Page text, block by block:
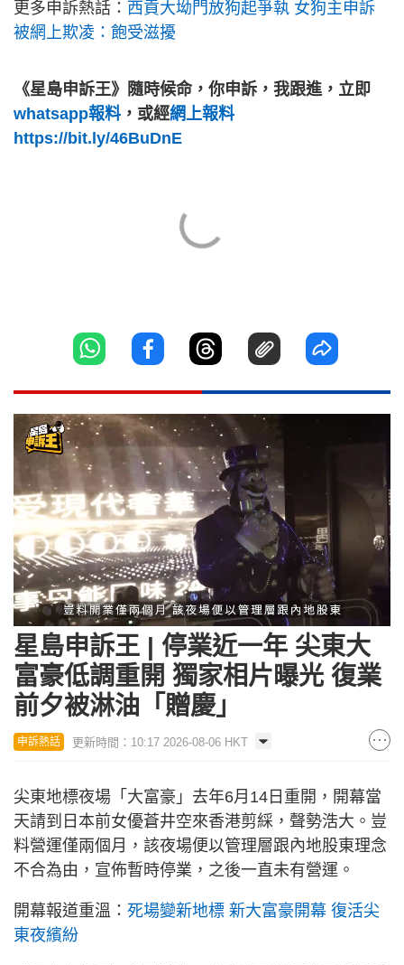
更多申訴熱話： 西貢大坳門放狗起爭執 女狗主申訴
被網上欺凌：飽受滋擾
《星島申訴王》隨時候命，你申訴，我跟進，立即
whatsapp報料，或經網上報料
https://bit.ly/46BuDnE
Unmute Loaded:
23.22%
星島申訴王 | 停業近一年 尖東大
富豪低調重開 獨家相片曝光 復業
前夕被淋油「贈慶」
申訴熱話 更新時間：10:17 2026-08-06 HKT
尖東地標夜場「大富豪」去年6月14日重開，開幕當
天請到日本前女優蒼井空來香港剪綵，聲勢浩大。豈
料營運僅兩個月，該夜場便以管理層跟內地股東理念
不合為由，宣佈暫時停業，之後一直未有營運。
開幕報道重溫： 死場變新地標 新大富豪開幕 復活尖
東夜繽紛